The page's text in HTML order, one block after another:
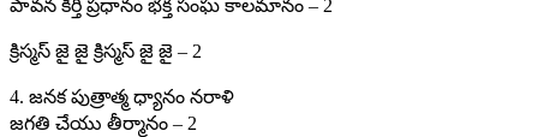
పావన కీర్తి ప్రధానం భక్త సంఘ కాలమానం – 2
క్రిస్మస్ జై జై క్రిస్మస్ జై జై – 2
4. జనక పుత్రాత్మ ధ్యానం నరాళి
జగతి చేయు తీర్మానం – 2